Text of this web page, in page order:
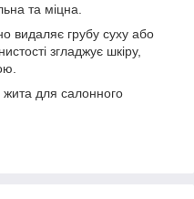
та міцна.
видаляє грубу суху або
згладжує шкіру,
для салонного